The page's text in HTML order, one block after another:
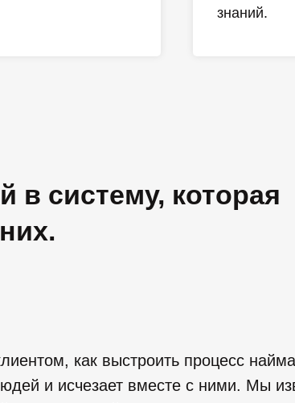
знаний.
систему, которая
как выстроить процесс
и исчезает вместе с ними. Мы